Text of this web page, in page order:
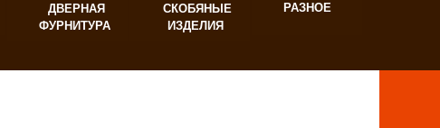
ДВЕРНАЯ
ФУРНИТУРА
СКОБЯНЫЕ
ИЗДЕЛИЯ
РАЗНОЕ